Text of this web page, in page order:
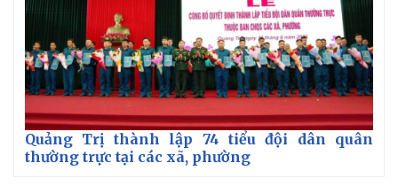
Quảng Trị thành lập 74 tiểu đội dân quân
thường trực tại các xã, phường